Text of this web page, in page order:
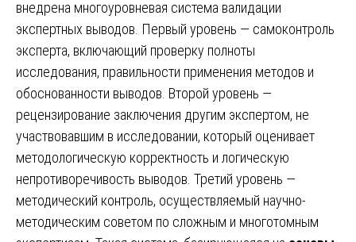
внедрена многоуровневая система валидации
экспертных выводов. Первый уровень — самоконтроль
эксперта, включающий проверку полноты
исследования, правильности применения методов и
обоснованности выводов. Второй уровень —
рецензирование заключения другим экспертом, не
участвовавшим в исследовании, который оценивает
методологическую корректность и логическую
непротиворечивость выводов. Третий уровень —
методический контроль, осуществляемый научно-
методическим советом по сложным и многотомным